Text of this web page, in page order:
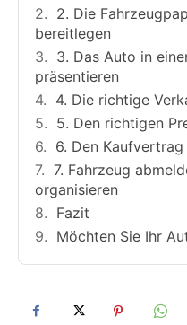
2. Die
bereitlegen
3. Das Auto in
präsentieren
4. Die richtige
5. Den richtigen
6. Den
7. Fahrzeug
organisieren
Fazit
Möchten Sie Ihr